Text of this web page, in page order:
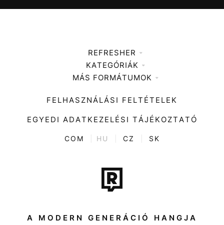
REFRESHER
Médiaajánlat
KATEGÓRIÁK
Zene
Divat
Kultúra
ENTR
Tech-Tudomány
Sport
Társadalom
MÁS FORMÁTUMOK
FELHASZNÁLÁSI FELTÉTELEK
EGYEDI ADATKEZELÉSI TÁJÉKOZTATÓ
COM HU CZ SK
A MODERN GENERÁCIÓ HANGJA